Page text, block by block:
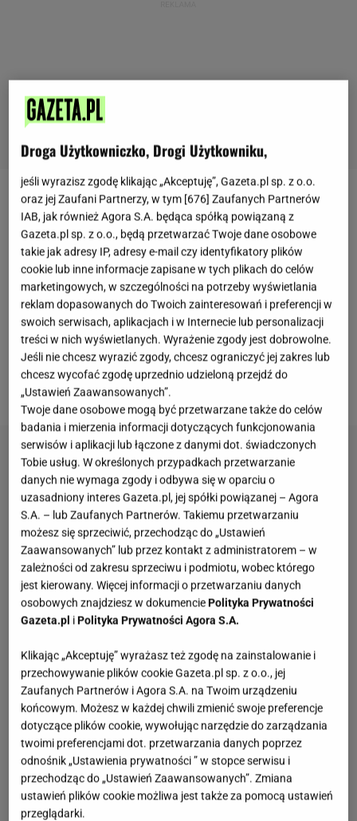
Płomiennica zimowa owocuje wtedy, gdy inne
gatunki są już niedostępne. Spotkać ją można na
martwym drewnie drzew liściastych.Kapelusze są
pomarańczowe, śliskie, a ich miąższ elastyczny,
dzięki czemu nie rozpada się podczas smażenia
czy duszenia.Jej łagodny, grzybowo-roślinny smak
dobrze pasuje do wielu dań. Można ją wykorzystać
w domowej kuchni do przygotowania prostych
potraw, które urozmaicą zimowe obiady.
Droga Użytkowniczko, Drogi Użytkowniku,
jeśli wyrazisz zgodę klikając „Akceptuję”, Gazeta.pl sp. z o.o.
oraz jej Zaufani Partnerzy, w tym [676] Zaufanych Partnerów
IAB, jak również Agora S.A. będąca spółką powiązaną z
Gazeta.pl sp. z o.o., będą przetwarzać Twoje dane osobowe
takie jak adresy IP, adresy e-mail czy identyfikatory plików
cookie lub inne informacje zapisane w tych plikach do celów
marketingowych, w szczególności na potrzeby wyświetlania
reklam dopasowanych do Twoich zainteresowań i preferencji w
swoich serwisach, aplikacjach i w Internecie lub personalizacji
treści w nich wyświetlanych. Wyrażenie zgody jest dobrowolne.
Jeśli nie chcesz wyrazić zgody, chcesz ograniczyć jej zakres lub
chcesz wycofać zgodę uprzednio udzieloną przejdź do
„Ustawień Zaawansowanych”.
Twoje dane osobowe mogą być przetwarzane także do celów
badania i mierzenia informacji dotyczących funkcjonowania
serwisów i aplikacji lub łączone z danymi dot. świadczonych
Tobie usług. W określonych przypadkach przetwarzanie
danych nie wymaga zgody i odbywa się w oparciu o
uzasadniony interes Gazeta.pl, jej spółki powiązanej – Agora
S.A. – lub Zaufanych Partnerów. Takiemu przetwarzaniu
możesz się sprzeciwić, przechodząc do „Ustawień
Zaawansowanych” lub przez kontakt z administratorem – w
zależności od zakresu sprzeciwu i podmiotu, wobec którego
jest kierowany. Więcej informacji o przetwarzaniu danych
osobowych znajdziesz w dokumenciePolityka Prywatności
Gazeta.pl iPolityka Prywatności Agora S.A.
Klikając „Akceptuję” wyrażasz też zgodę na zainstalowanie i
przechowywanie plików cookie Gazeta.pl sp. z o.o., jej
Zaufanych Partnerów i Agora S.A. na Twoim urządzeniu
końcowym. Możesz w każdej chwili zmienić swoje preferencje
dotyczące plików cookie, wywołując narzędzie do zarządzania
twoimi preferencjami dot. przetwarzania danych poprzez
odnośnik „Ustawienia prywatności ” w stopce serwisu i
przechodząc do „Ustawień Zaawansowanych”. Zmiana
ustawień plików cookie możliwa jest także za pomocą ustawień
przeglądarki.